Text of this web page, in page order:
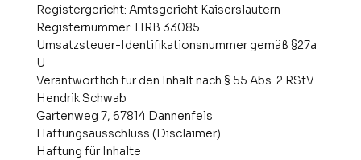
Registergericht: Amtsgericht Kaiserslautern
Registernummer: HRB 33085
Umsatzsteuer-Identifikationsnummer gemäß §27a
U
Verantwortlich für den Inhalt nach § 55 Abs. 2 RStV
Hendrik Schwab
Gartenweg 7, 67814 Dannenfels
Haftungsausschluss (Disclaimer)
Haftung für Inhalte